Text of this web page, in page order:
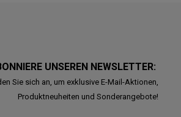
UNSEREN NEWSLETTER:
Sie sich an, um exklusive E-Mail-Aktionen,
Produktneuheiten und Sonderangebote!